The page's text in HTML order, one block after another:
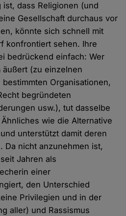
dass Religionen (und
Gesellschaft durchaus vor
könnte sich schnell mit
konfrontiert sehen. Ihre
bedrückend einfach: Wer
äußert (zu einzelnen
Organisationen,
begründeten
usw.), tut dasselbe
wie die Alternative
unterstützt damit deren
Da nicht anzunehmen ist,
Jahren als
einer
den Unterschied
Privilegien und in der
aller) und Rassismus